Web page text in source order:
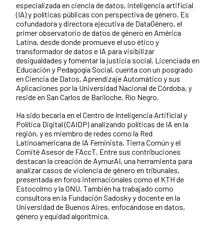
especializada en ciencia de datos, inteligencia artificial
(IA) y políticas públicas con perspectiva de género. Es
cofundadora y directora ejecutiva de DataGénero, el
primer observatorio de datos de género en América
Latina, desde donde promueve el uso ético y
transformador de datos e IA para visibilizar
desigualdades y fomentar la justicia social. Licenciada en
Educación y Pedagogía Social, cuenta con un posgrado
en Ciencia de Datos, Aprendizaje Automático y sus
Aplicaciones por la Universidad Nacional de Córdoba, y
reside en San Carlos de Bariloche, Río Negro.
Ha sido becaria en el Centro de Inteligencia Artificial y
Política Digital (CAIDP) analizando políticas de IA en la
región, y es miembro de redes como la Red
Latinoamericana de IA Feminista, Tierra Común y el
Comité Asesor de FAccT. Entre sus contribuciones
destacan la creación de AymurAI, una herramienta para
analizar casos de violencia de género en tribunales,
presentada en foros internacionales como el KTH de
Estocolmo y la ONU. También ha trabajado como
consultora en la Fundación Sadosky y docente en la
Universidad de Buenos Aires, enfocándose en datos,
género y equidad algorítmica.